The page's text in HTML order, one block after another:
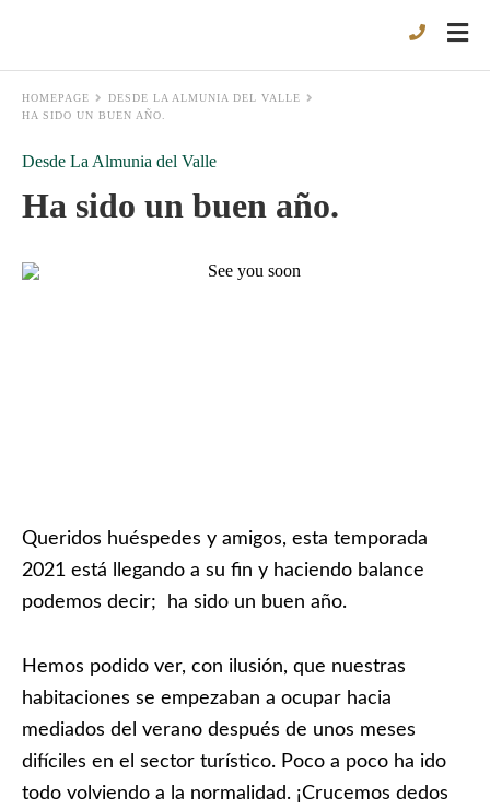
HOMEPAGE
DESDE LA ALMUNIA DEL VALLE
HA SIDO UN BUEN AÑO.
Desde La Almunia del Valle
Ha sido un buen año.
Queridos huéspedes y amigos, esta temporada
2021 está llegando a su fin y haciendo balance
podemos decir; ha sido un buen año.
Hemos podido ver, con ilusión, que nuestras
habitaciones se empezaban a ocupar hacia
mediados del verano después de unos meses
difíciles en el sector turístico. Poco a poco ha ido
todo volviendo a la normalidad. ¡Crucemos dedos